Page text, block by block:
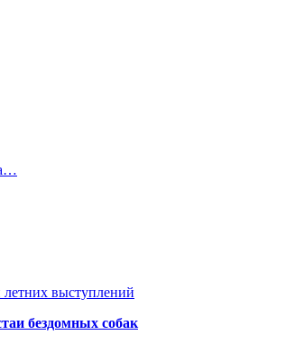
выступлений
бездомных собак